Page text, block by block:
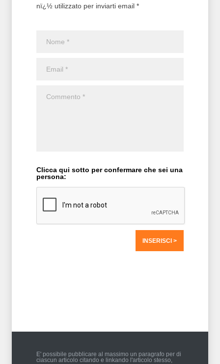
nï¿½ utilizzato per inviarti email *
Clicca qui sotto per confermare che sei una
persona:
E' possibile pubblicare al massimo un paragrafo per di
ciascun articolo citando e linkando l'articolo stesso,